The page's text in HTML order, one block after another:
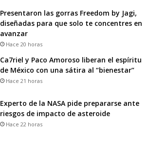
Presentaron las gorras Freedom by Jagi,
diseñadas para que solo te concentres en
avanzar
Hace 20 horas
Ca7riel y Paco Amoroso liberan el espíritu
de México con una sátira al “bienestar”
Hace 21 horas
Experto de la NASA pide prepararse ante
riesgos de impacto de asteroide
Hace 22 horas